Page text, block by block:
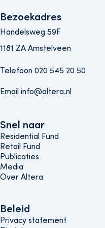
Bezoekadres
Handelsweg 59F
1181 ZA Amstelveen
Telefoon 020 545 20 50
Email info@altera.nl
Snel naar
Snel naar
Residential Fund
Retail Fund
Publicaties
Media
Over Altera
Beleids menu
Beleid
Privacy statement